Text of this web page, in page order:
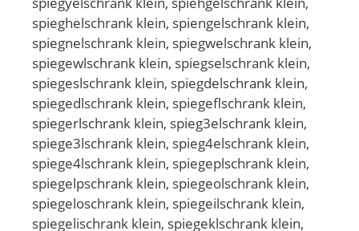
spieghelschrank klein, spiengelschrank klein,
spiegnelschrank klein, spiegwelschrank klein,
spiegewlschrank klein, spiegselschrank klein,
spiegeslschrank klein, spiegdelschrank klein,
spiegedlschrank klein, spiegeflschrank klein,
spiegerlschrank klein, spieg3elschrank klein,
spiege3lschrank klein, spieg4elschrank klein,
spiege4lschrank klein, spiegeplschrank klein,
spiegelpschrank klein, spiegeolschrank klein,
spiegeloschrank klein, spiegeilschrank klein,
spiegelischrank klein, spiegeklschrank klein,